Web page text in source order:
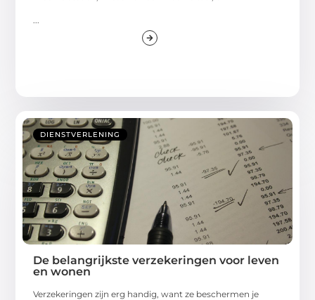
DIENSTVERLENING
De belangrijkste verzekeringen voor leven
en wonen
Verzekeringen zijn erg handig, want ze beschermen je